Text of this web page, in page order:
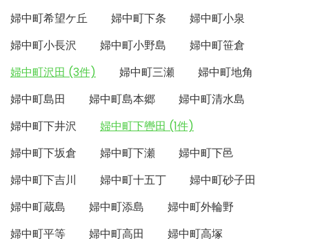
婦中町希望ケ丘
婦中町下条
婦中町小泉
婦中町小長沢
婦中町小野島
婦中町笹倉
婦中町沢田 (3件)
婦中町三瀬
婦中町地角
婦中町島田
婦中町島本郷
婦中町清水島
婦中町下井沢
婦中町下轡田 (1件)
婦中町下坂倉
婦中町下瀬
婦中町下邑
婦中町下吉川
婦中町十五丁
婦中町砂子田
婦中町蔵島
婦中町添島
婦中町外輪野
婦中町平等
婦中町高田
婦中町高塚